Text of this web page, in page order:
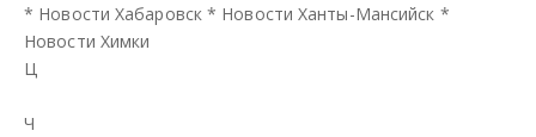
* Новости Хабаровск * Новости Ханты-Мансийск *
Новости Химки
Ц
Ч